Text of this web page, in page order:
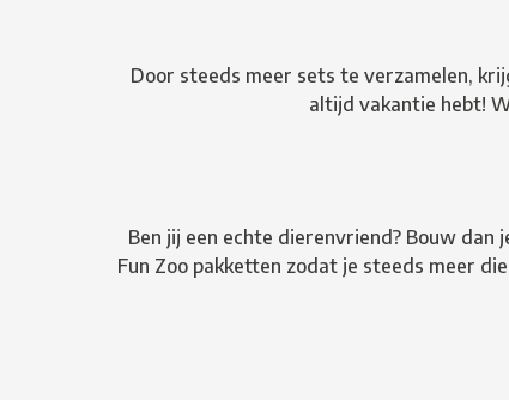
Door steeds meer sets te verzamelen,
altijd vakantie hebt!
Ben jij een echte dierenvriend? Bouw
Fun Zoo pakketten zodat je steeds meer